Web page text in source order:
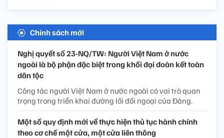
Chính sách mới
Nghị quyết số 23-NQ/TW: Người Việt Nam ở nước
ngoài là bộ phận đặc biệt trong khối đại đoàn kết toàn
dân tộc
Công tác người Việt Nam ở nước ngoài có vai trò quan
trọng trong triển khai đường lối đối ngoại của Đảng.
Một số quy định mới về thực hiện thủ tục hành chính
theo cơ chế một cửa, một cửa liên thông